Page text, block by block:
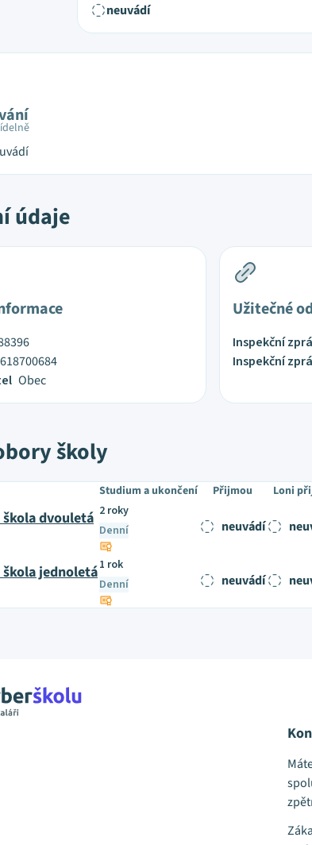
neuvádí
údaje
618700684
Obec
Užitečné
Inspekční
Inspekční
školy
Studium a ukončení Přijmou Loni
dvouletá 2 roky
Denní
neuvádí
jednoletá1 rok
Denní
neuvádí